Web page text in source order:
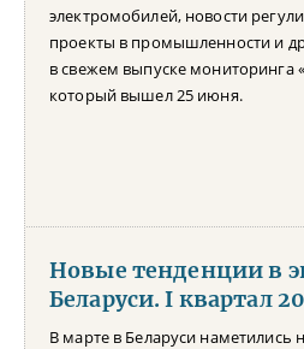
электромобилей, новости
проекты в промышленности и
в свежем выпуске мониторинга
который вышел 25 июня.
Новые тенденции в
Беларуси. I квартал
В марте в Беларуси наметились